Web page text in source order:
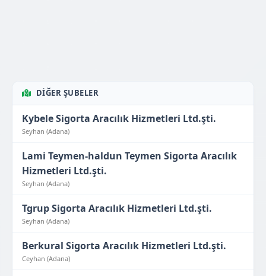
DIĞER ŞUBELER
Kybele Sigorta Aracılık Hizmetleri Ltd.şti.
Seyhan (Adana)
Lami Teymen-haldun Teymen Sigorta Aracılık
Hizmetleri Ltd.şti.
Seyhan (Adana)
Tgrup Sigorta Aracılık Hizmetleri Ltd.şti.
Seyhan (Adana)
Berkural Sigorta Aracılık Hizmetleri Ltd.şti.
Ceyhan (Adana)